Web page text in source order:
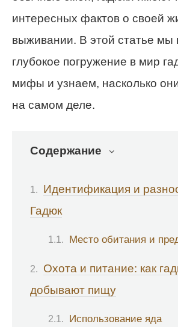
интересных фактов о своей
выживании. В этой статье мы
глубокое погружение в мир
мифы и узнаем, насколько
на самом деле.
Содержание
Идентификация и
Гадюк
Место обитания и
Охота и питание: как
добывают пищу
Использование яда